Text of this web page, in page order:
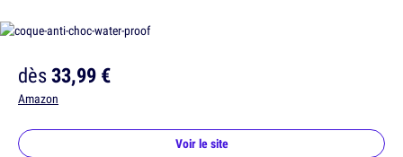
dès33,99 €
Amazon
Voir le site